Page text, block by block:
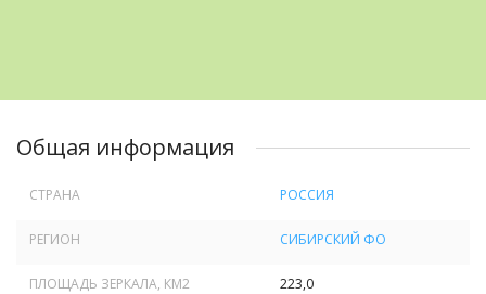
Общая информация
СТРАНА РОССИЯ
РЕГИОН СИБИРСКИЙ ФО
ПЛОЩАДЬ ЗЕРКАЛА, КМ2 223,0